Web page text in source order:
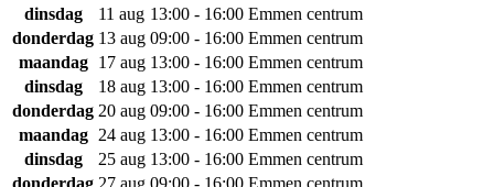
dinsdag
11 aug 13:00 - 16:00 Emmen centrum
donderdag 13 aug 09:00 - 16:00 Emmen centrum
maandag
17 aug 13:00 - 16:00 Emmen centrum
dinsdag
18 aug 13:00 - 16:00 Emmen centrum
donderdag 20 aug 09:00 - 16:00 Emmen centrum
maandag
24 aug 13:00 - 16:00 Emmen centrum
dinsdag
25 aug 13:00 - 16:00 Emmen centrum
donderdag 27 aug 09:00 - 16:00 Emmen centrum